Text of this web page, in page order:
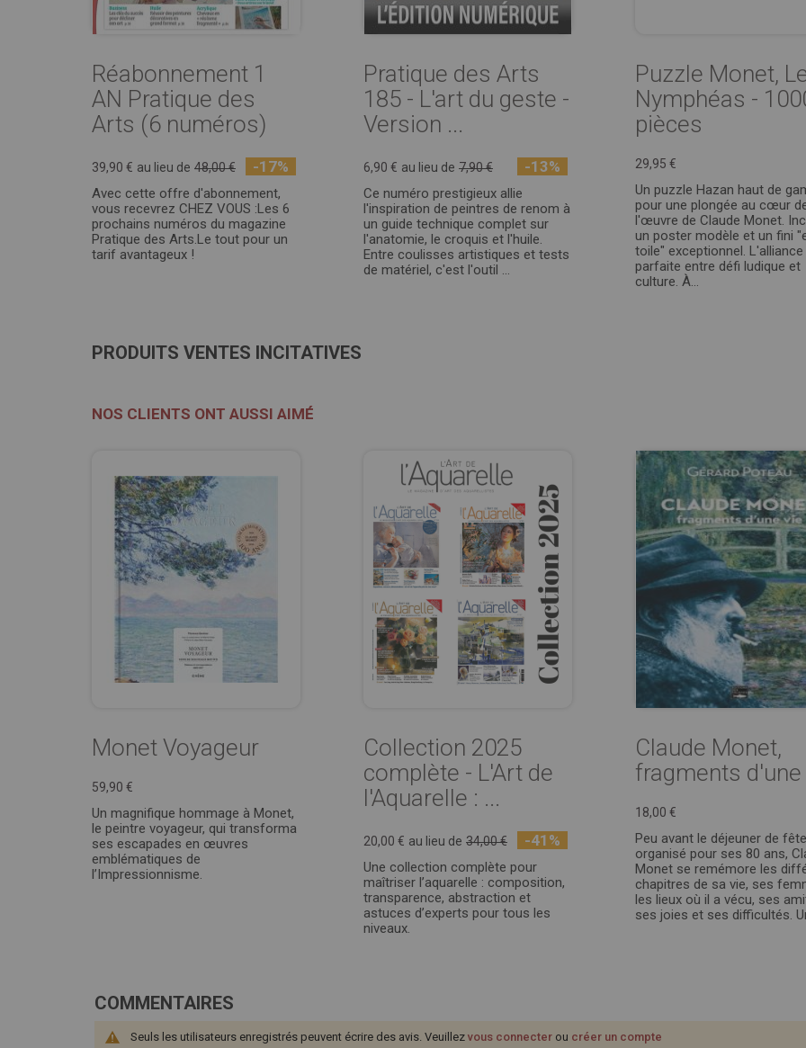
Réabonnement 1
AN Pratique des
Arts (6 numéros)
39,90 € au lieu de 48,00 € -17%
Avec cette offre d'abonnement,
vous recevrez CHEZ VOUS :Les 6
prochains numéros du magazine
Pratique des Arts.Le tout pour un
tarif avantageux !
Pratique des Arts
185 - L'art du geste -
Version ...
6,90 € au lieu de 7,90 € -13%
Ce numéro prestigieux allie
l'inspiration de peintres de renom à
un guide technique complet sur
l'anatomie, le croquis et l'huile.
Entre coulisses artistiques et tests
de matériel, c'est l'outil ...
Puzzle Monet,
Nymphéas -
pièces
29,95 €
Un puzzle Hazan haut de
pour une plongée au cœur
l'œuvre de Claude Monet.
un poster modèle et un fini
toile" exceptionnel. L'alliance
parfaite entre défi ludique et
culture. À...
PRODUITS VENTES INCITATIVES
NOS CLIENTS ONT AUSSI AIMÉ
Monet Voyageur
59,90 €
Un magnifique hommage à Monet,
le peintre voyageur, qui transforma
ses escapades en œuvres
emblématiques de
l’Impressionnisme.
Collection 2025
complète - L'Art de
l'Aquarelle : ...
20,00 € au lieu de 34,00 € -41%
Une collection complète pour
maîtriser l’aquarelle : composition,
transparence, abstraction et
astuces d’experts pour tous les
niveaux.
Claude Monet,
fragments
18,00 €
Peu avant le déjeuner de fête
organisé pour ses 80 ans,
Monet se remémore les
chapitres de sa vie, ses
les lieux où il a vécu, ses
ses joies et ses difficultés.
COMMENTAIRES
Seuls les utilisateurs enregistrés peuvent écrire des avis. Veuillez vous connecter ou créer un compte